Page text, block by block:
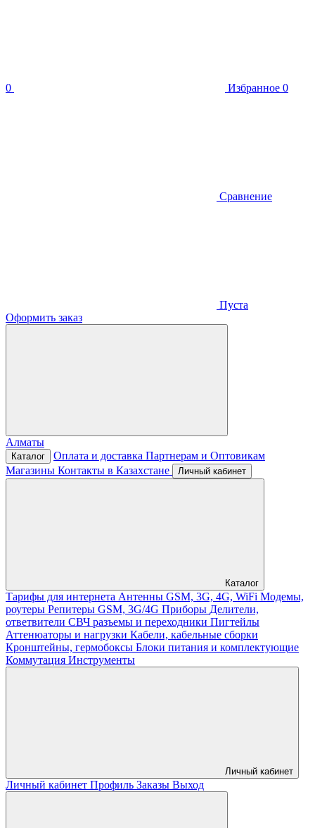
0 Избранное 0
Сравнение
Пуста
Оформить заказ
Алматы
Каталог Оплата и доставка Партнерам и Оптовикам
Магазины Контакты в Казахстане Личный кабинет
Каталог
Тарифы для интернета Антенны GSM, 3G, 4G, WiFi Модемы,
роутеры Репитеры GSM, 3G/4G Приборы Делители,
ответвители СВЧ разъемы и переходники Пигтейлы
Аттенюаторы и нагрузки Кабели, кабельные сборки
Кронштейны, гермобоксы Блоки питания и комплектующие
Коммутация Инструменты
Личный кабинет
Личный кабинет Профиль Заказы Выход